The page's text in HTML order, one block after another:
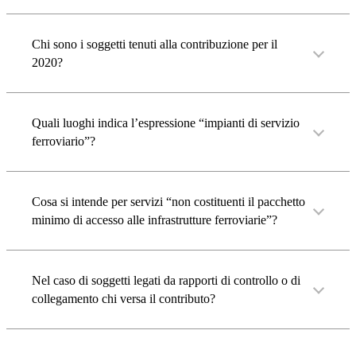
Chi sono i soggetti tenuti alla contribuzione per il
2020?
Quali luoghi indica l’espressione “impianti di servizio
ferroviario”?
Cosa si intende per servizi “non costituenti il pacchetto
minimo di accesso alle infrastrutture ferroviarie”?
Nel caso di soggetti legati da rapporti di controllo o di
collegamento chi versa il contributo?